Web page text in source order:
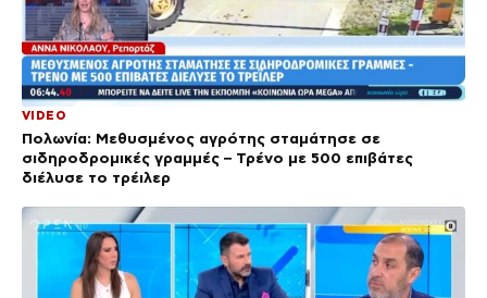
VIDEO
Πολωνία: Μεθυσμένος αγρότης σταμάτησε σε
σιδηροδρομικές γραμμές – Τρένο με 500 επιβάτες
διέλυσε το τρέιλερ